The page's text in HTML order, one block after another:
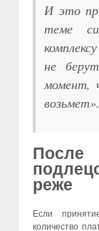
И это
теме
не
момент,
возьмет».
После
реже
Если
количество